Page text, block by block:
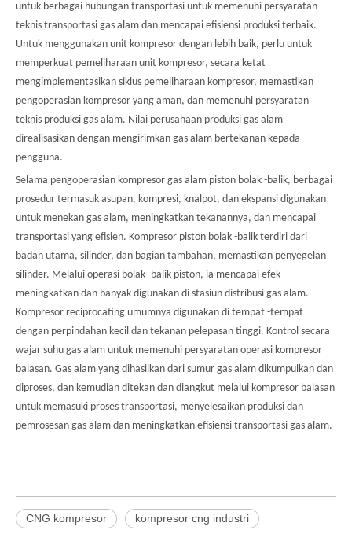
untuk berbagai hubungan transportasi untuk memenuhi persyaratan
teknis transportasi gas alam dan mencapai efisiensi produksi terbaik.
Untuk menggunakan unit kompresor dengan lebih baik, perlu untuk
memperkuat pemeliharaan unit kompresor, secara ketat
mengimplementasikan siklus pemeliharaan kompresor, memastikan
pengoperasian kompresor yang aman, dan memenuhi persyaratan
teknis produksi gas alam. Nilai perusahaan produksi gas alam
direalisasikan dengan mengirimkan gas alam bertekanan kepada
pengguna.
Selama pengoperasian kompresor gas alam piston bolak -balik, berbagai
prosedur termasuk asupan, kompresi, knalpot, dan ekspansi digunakan
untuk menekan gas alam, meningkatkan tekanannya, dan mencapai
transportasi yang efisien. Kompresor piston bolak -balik terdiri dari
badan utama, silinder, dan bagian tambahan, memastikan penyegelan
silinder. Melalui operasi bolak -balik piston, ia mencapai efek
meningkatkan dan banyak digunakan di stasiun distribusi gas alam.
Kompresor reciprocating umumnya digunakan di tempat -tempat
dengan perpindahan kecil dan tekanan pelepasan tinggi. Kontrol secara
wajar suhu gas alam untuk memenuhi persyaratan operasi kompresor
balasan. Gas alam yang dihasilkan dari sumur gas alam dikumpulkan dan
diproses, dan kemudian ditekan dan diangkut melalui kompresor balasan
untuk memasuki proses transportasi, menyelesaikan produksi dan
pemrosesan gas alam dan meningkatkan efisiensi transportasi gas alam.
CNG kompresor kompresor cng industri